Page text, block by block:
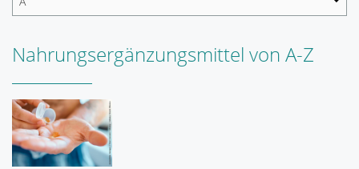
Nahrungsergänzungsmittel von A-Z